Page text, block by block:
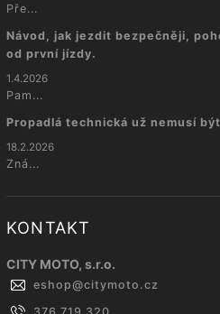
Pře...
Návod, jak jezdit bezpečněji,
od první jízdy.
1.4.2026
Pam...
Propadlá technická už nemusí
18.2.2026
Zná...
KONTAKT
CITY MOTO, s.r.o.
eshop@citymoto.cz